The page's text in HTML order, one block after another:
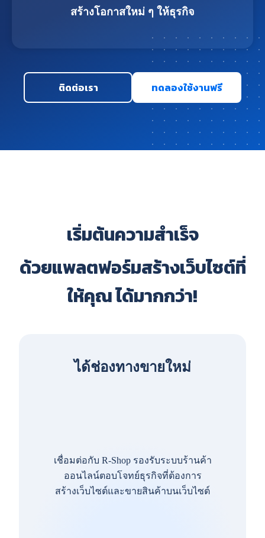
สร้างโอกาสใหม่ ๆ ให้ธุรกิจ
ติดต่อเรา ทดลองใช้งานฟรี
เริ่มต้นความสำเร็จ
ด้วยแพลตฟอร์มสร้างเว็บไซต์ที่
ให้คุณ ได้มากกว่า!
ได้ช่องทางขายใหม่
เชื่อมต่อกับ R-Shop รองรับระบบร้านค้า
ออนไลน์ตอบโจทย์ธุรกิจที่ต้องการ
สร้างเว็บไซต์และขายสินค้าบนเว็บไซต์